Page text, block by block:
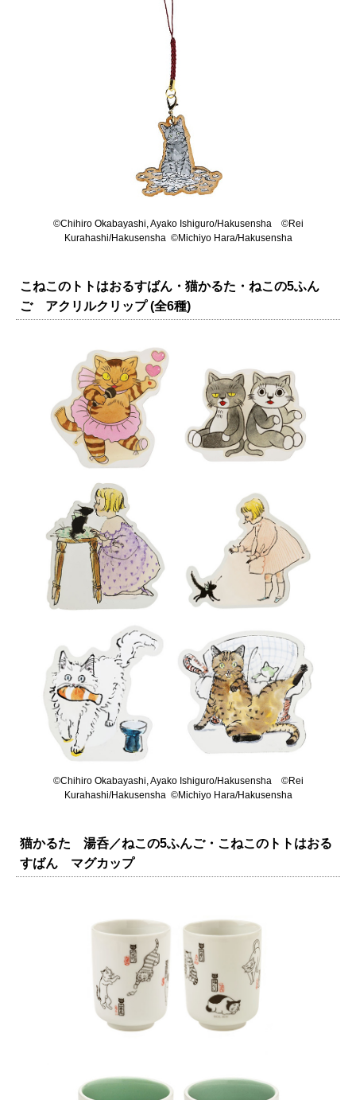
©Chihiro Okabayashi, Ayako Ishiguro/Hakusensha ©Rei
Kurahashi/Hakusensha ©Michiyo Hara/Hakusensha
こねこのトトはおるすばん・猫かるた・ねこの5ふん
ご アクリルクリップ (全6種)
©Chihiro Okabayashi, Ayako Ishiguro/Hakusensha ©Rei
Kurahashi/Hakusensha ©Michiyo Hara/Hakusensha
猫かるた 湯呑／ねこの5ふんご・こねこのトトはおる
すばん マグカップ